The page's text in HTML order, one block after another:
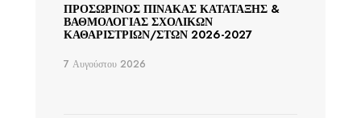
ΠΡΟΣΩΡΙΝΟΣ ΠΙΝΑΚΑΣ ΚΑΤΑΤΑΞΗΣ &
ΒΑΘΜΟΛΟΓΙΑΣ ΣΧΟΛΙΚΩΝ
ΚΑΘΑΡΙΣΤΡΙΩΝ/ΣΤΩΝ 2026-2027
7 Αυγούστου 2026